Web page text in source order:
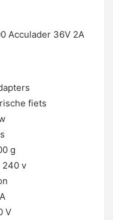
Acculader 36V 2A
fiets
g
240 v
V